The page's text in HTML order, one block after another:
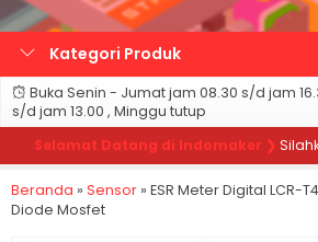
Kategori Produk
Buka Senin - Jumat jam 08.30 s/d jam
s/d jam 13.00 , Minggu tutup
Selamat Datang di Indomaker ❯Silahkan
Beranda » Sensor » ESR Meter Digital LCR-
Diode Mosfet